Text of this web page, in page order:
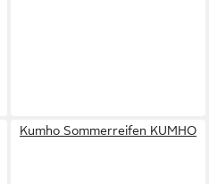
Kumho Sommerreifen KUMHO